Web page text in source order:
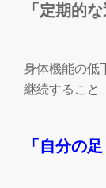
「定期的
身体機能の低
継続すること
「自分の